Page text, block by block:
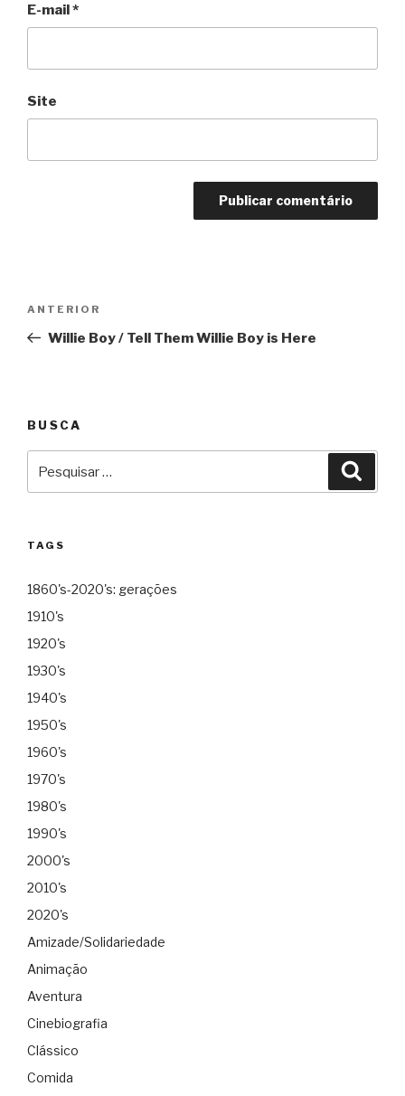
E-mail*
Site
Post
Anterior
ANTERIOR
Willie Boy / Tell Them Willie Boy is Here
BUSCA
por:
TAGS
1860's-2020's: gerações
1910's
1920's
1930's
1940's
1950's
1960's
1970's
1980's
1990's
2000's
2010's
2020's
Amizade/Solidariedade
Animação
Aventura
Cinebiografia
Clássico
Comida